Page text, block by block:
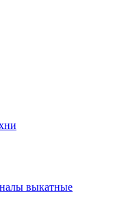
выкатные